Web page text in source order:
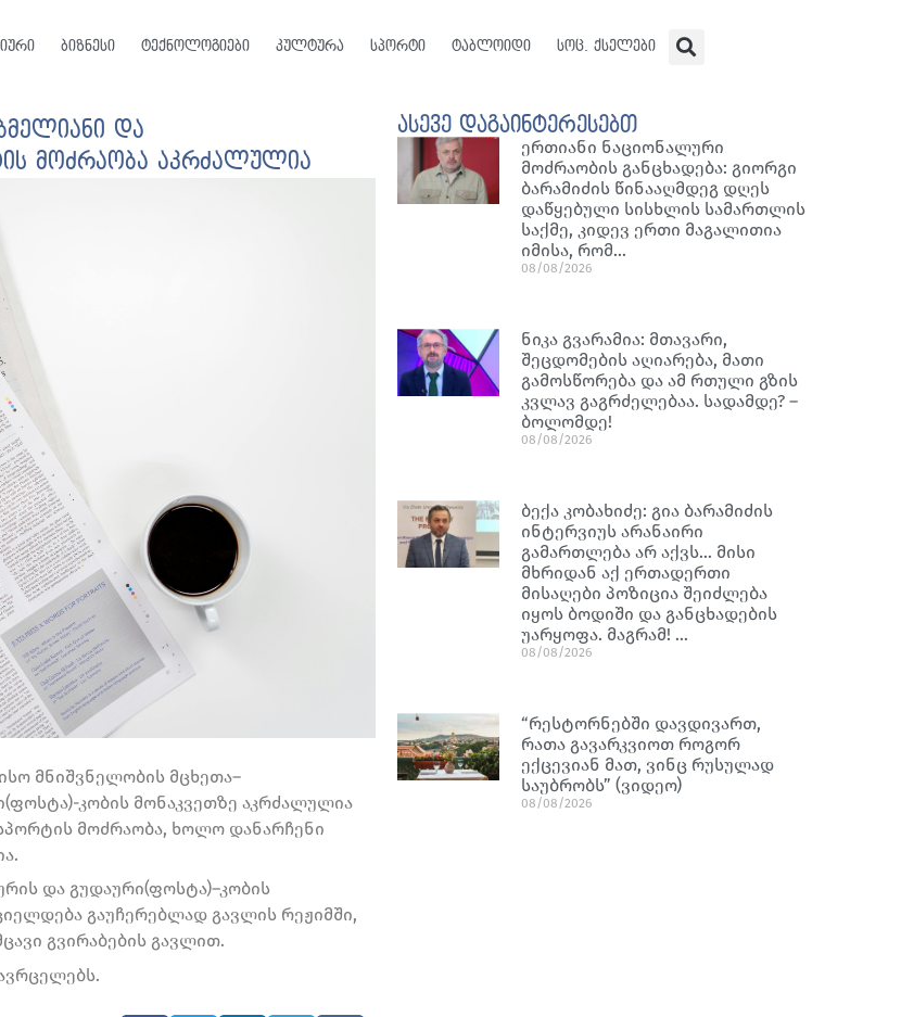
ბიზნესი ტექნოლოგიები კულტურა სპორტი ტაბლოიდი სოც. ქსელები
და
მოძრაობა აკრძალულია
მნიშვნელობის მცხეთა–
კობის მონაკვეთზე აკრძალულია
მოძრაობა, ხოლო დანარჩენი
და გუდაური(ფოსტა)–კობის
გაუჩერებლად გავლის რეჟიმში,
გვირაბების გავლით.
ასევე დაგაინტერესებთ
ერთიანი ნაციონალური
მოძრაობის განცხადება: გიორგი
ბარამიძის წინააღმდეგ დღეს
დაწყებული სისხლის სამართლის
საქმე, კიდევ ერთი მაგალითია
იმისა, რომ…
08/08/2026
ნიკა გვარამია: მთავარი,
შეცდომების აღიარება, მათი
გამოსწორება და ამ რთული გზის
კვლავ გაგრძელებაა. სადამდე? –
ბოლომდე!
08/08/2026
ბექა კობახიძე: გია ბარამიძის
ინტერვიუს არანაირი
გამართლება არ აქვს… მისი
მხრიდან აქ ერთადერთი
მისაღები პოზიცია შეიძლება
იყოს ბოდიში და განცხადების
უარყოფა. მაგრამ! …
08/08/2026
“რესტორნებში დავდივართ,
რათა გავარკვიოთ როგორ
ექცევიან მათ, ვინც რუსულად
საუბრობს” (ვიდეო)
08/08/2026